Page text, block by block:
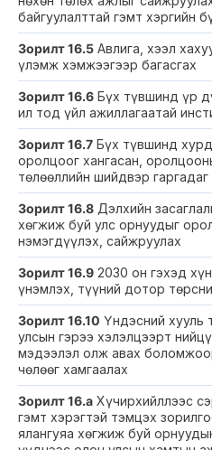
байгуулалттай гэмт хэргийн
Зорилт 16.5 Авлига, хээл
үлэмж хэмжээгээр багасгах
Зорилт 16.6 Бүх түвшинд үр
ил тод үйл ажиллагаатай
Зорилт 16.7 Бүх түвшинд
оролцоог хангасан,
төлөөллийн шийдвэр
Зорилт 16.8 Дэлхийн
хөгжиж буй улс орнуудыг
нэмэгдүүлэх, сайжруулах
Зорилт 16.9 2030 он гэхэд
үнэмлэх, түүний дотор
Зорилт 16.10 Үндэсний хууль
улсын гэрээ хэлэлцээрт
мэдээлэл олж авах
чөлөөг хамгаалах
Зорилт 16.a Хүчирхийллээс
гэмт хэрэгтэй тэмцэх
ялангуяа хөгжиж буй